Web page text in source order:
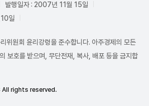
발행일자 : 2007년 11월 15일
일
위원회 윤리강령을 준수합니다. 아주경제의 모든
보호를 받으며, 무단전재, 복사, 배포 등을 금지합
rights reserved.